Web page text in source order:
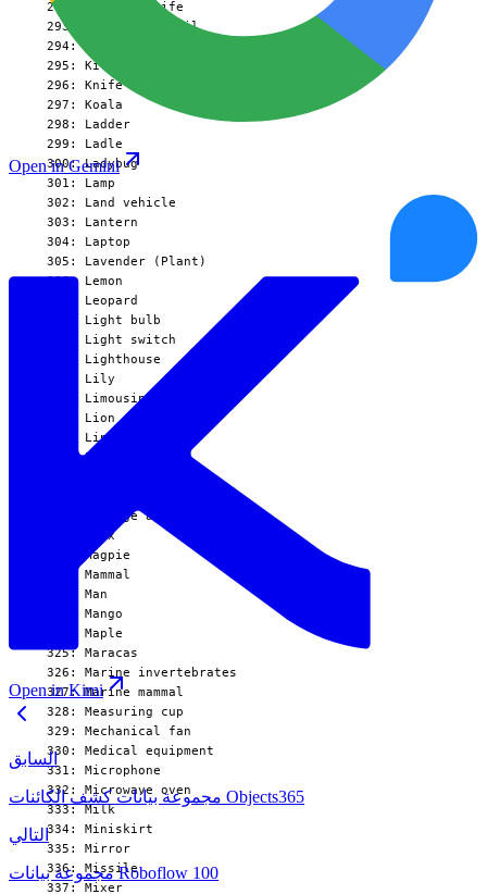
Open in Gemini
Open in Kimi
السابق
مجموعة بيانات كشف الكائنات Objects365
التالي
مجموعة بيانات Roboflow 100